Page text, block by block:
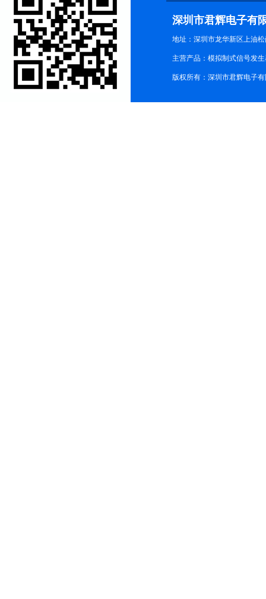
深圳市君辉电子有
地址：深圳市龙华新区上油松
主营产品：模拟制式信号发
版权所有：深圳市君辉电子